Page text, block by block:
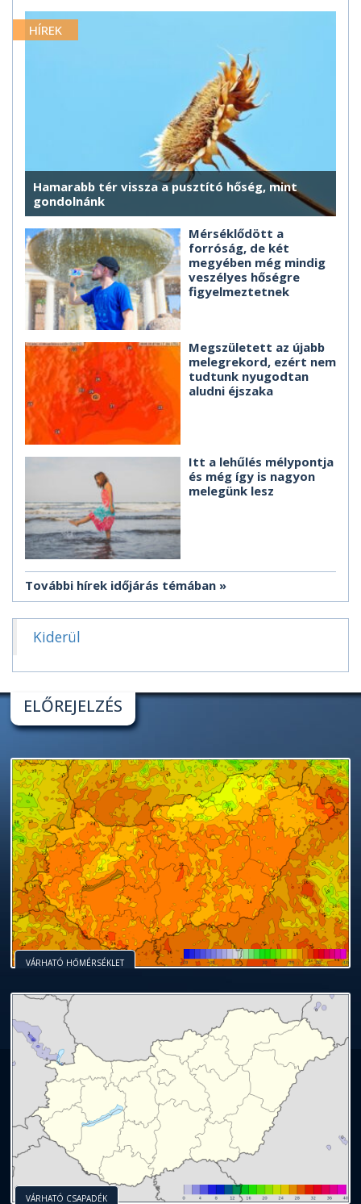
HÍREK
Hamarabb tér vissza a pusztító hőség, mint
gondolnánk
Mérséklődött a
forróság, de két
megyében még mindig
veszélyes hőségre
figyelmeztetnek
Megszületett az újabb
melegrekord, ezért nem
tudtunk nyugodtan
aludni éjszaka
Itt a lehűlés mélypontja
és még így is nagyon
melegünk lesz
További hírek időjárás témában
Kiderül
ELŐREJELZÉS
VÁRHATÓ HŐMÉRSÉKLET
VÁRHATÓ CSAPADÉK